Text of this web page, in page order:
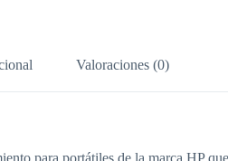
Valoraciones (0)